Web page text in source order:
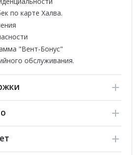
– в обоих случаях
стен и далее постепенно
по карте Халва.
"Вент-Бонус"
обслуживания.